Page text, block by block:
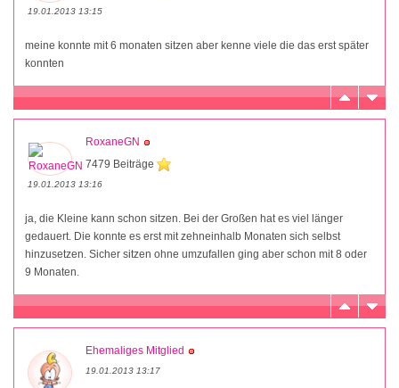
19.01.2013 13:15
meine konnte mit 6 monaten sitzen aber kenne viele die das erst später
konnten
RoxaneGN
7479 Beiträge
19.01.2013 13:16
ja, die Kleine kann schon sitzen. Bei der Großen hat es viel länger
gedauert. Die konnte es erst mit zehneinhalb Monaten sich selbst
hinzusetzen. Sicher sitzen ohne umzufallen ging aber schon mit 8 oder
9 Monaten.
Ehemaliges Mitglied
19.01.2013 13:17